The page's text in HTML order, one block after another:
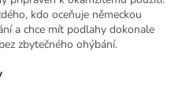
kdo oceňuje německou
a chce mít podlahy dokonale
zbytečného ohýbání.